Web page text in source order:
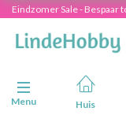
Eindzomer Sale - Bespaar
Navigatie in-/uitschakelen
Menu
Huis